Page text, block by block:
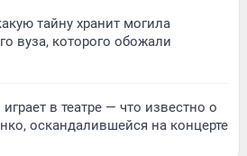
тайну хранит могила
вуза, которого обожали
в театре — что известно о
оскандалившейся на концерте